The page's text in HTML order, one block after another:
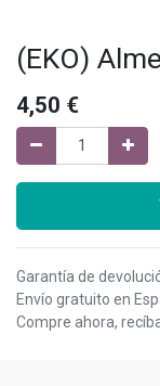
(EKO)
4,50 €
Garantía de
Envío gratuito en
Compre ahora,